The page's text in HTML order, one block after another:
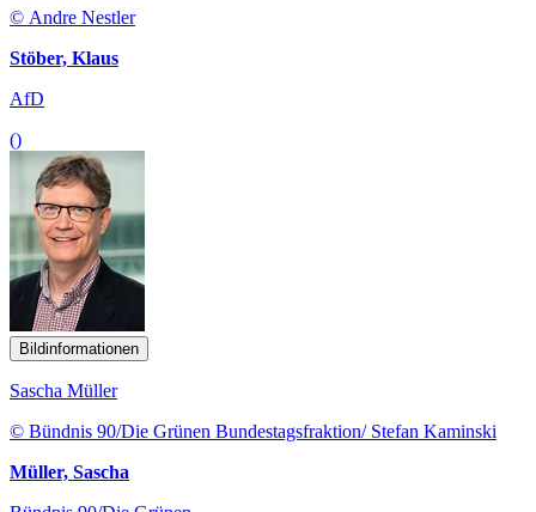
© Andre Nestler
Stöber, Klaus
AfD
()
Bildinformationen
Sascha Müller
© Bündnis 90/Die Grünen Bundestagsfraktion/ Stefan Kaminski
Müller, Sascha